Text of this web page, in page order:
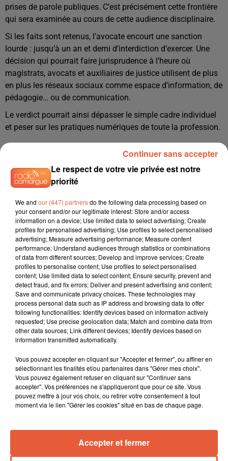
prises de parole publiques. C’est précisément cette frontière
qui sera examinée au cours de cette audience disciplinaire.
Si les faits sont retenus, l’avocate encourt une sanction
lourde : jusqu’à un an et demi d’interdiction d’exercer. Une
décision qui pourrait faire jurisprudence à l’heure où
magistrats, avocats et auxiliaires de justice utilisent de plus
en plus les réseaux sociaux comme espace d’information, de
pédagogie… ou de communication.
Le verdict pourrait ainsi dépasser le simple cadre individuel
et peser sur les pratiques numériques de toute la profession.
Le respect de votre vie privée est notre
priorité
We and our (447) partnersdo the following data processing based on
your consent and/or our legitimate interest: Store and/or access
information on a device; Use limited data to select advertising; Create
profiles for personalised advertising; Use profiles to select personalised
advertising; Measure advertising performance; Measure content
performance; Understand audiences through statistics or combinations
of data from different sources; Develop and improve services; Create
profiles to personalise content; Use profiles to select personalised
content; Use limited data to select content; Ensure security, prevent and
detect fraud, and fix errors; Deliver and present advertising and content;
Save and communicate privacy choices. These technologies may
process personal data such as IP address and browsing data to offer
following functionalities: Identify devices based on information actively
requested; Use precise geolocation data; Match and combine data from
other data sources; Link different devices; Identify devices based on
information transmitted automatically.
Vous pouvez accepter en cliquant sur "Accepter et fermer", ou affiner en
sélectionnant les finalités et/ou partenaires dans "Gérer mes choix".
Vous pouvez également refuser en cliquant sur "Continuer sans
accepter". Vos préférences ne s'appliqueront que pour ce site. Vous
pouvez mettre à jour vos choix, ou retirer votre consentement à tout
moment via le lien "Gérer les cookies" situé en bas de chaque page.
Accepter et fermer
Continuer sans accepter